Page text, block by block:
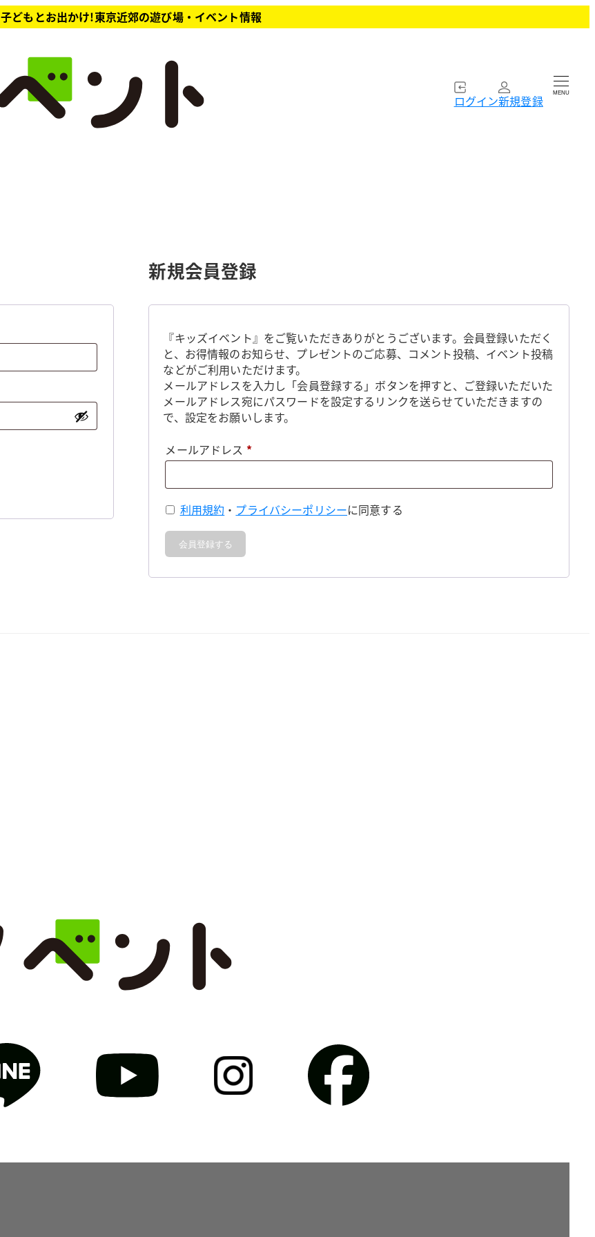
子どもとお出かけ!東京近郊の遊び場・イベント情報
ログイン新規登録 MENU
新規会員登録
『キッズイベント』をご覧いただきありがとうございます。会員登録いただく
と、お得情報のお知らせ、プレゼントのご応募、コメント投稿、イベント投稿
などがご利用いただけます。
メールアドレスを入力し「会員登録する」ボタンを押すと、ご登録いただいた
メールアドレス宛にパスワードを設定するリンクを送らせていただきますの
で、設定をお願いします。
メールアドレス *必
利用規約 ・ プライバシーポリシーに同意する
会員登録する